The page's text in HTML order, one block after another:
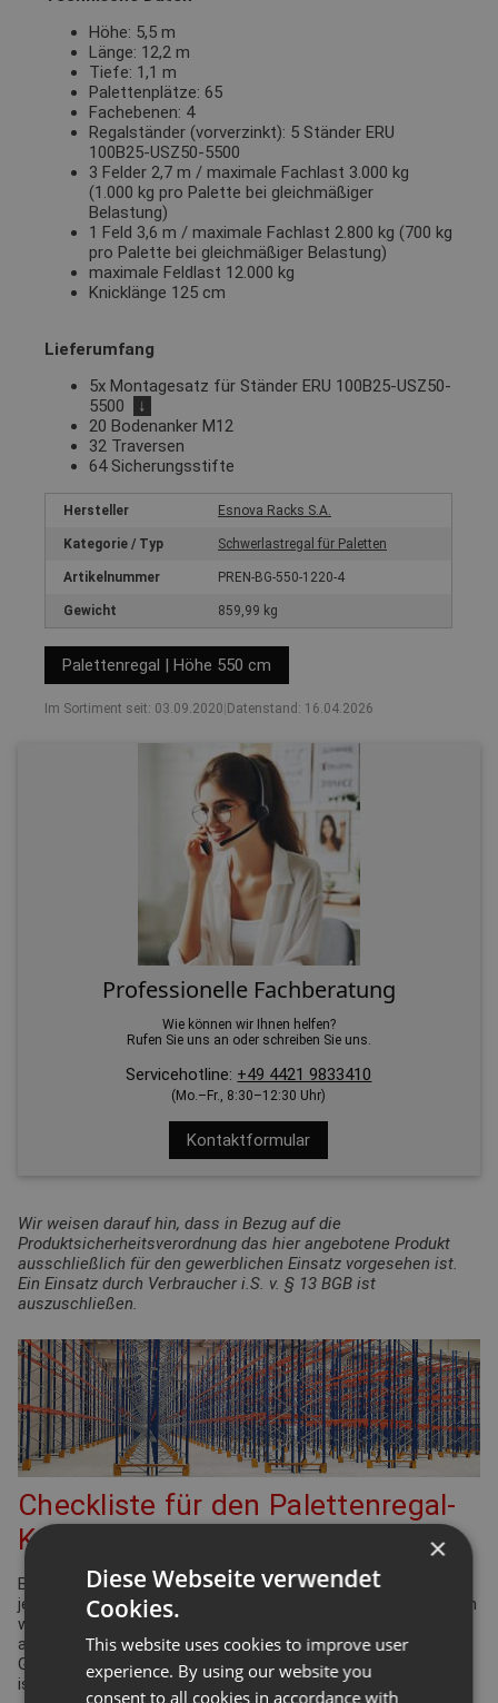
Höhe: 5,5 m
Länge: 12,2 m
Tiefe: 1,1 m
Palettenplätze: 65
Fachebenen: 4
Regalständer (vorverzinkt): 5 Ständer ERU
100B25-USZ50-5500
3 Felder 2,7 m / maximale Fachlast 3.000 kg
(1.000 kg pro Palette bei gleichmäßiger
Belastung)
1 Feld 3,6 m / maximale Fachlast 2.800 kg (700 kg
pro Palette bei gleichmäßiger Belastung)
maximale Feldlast 12.000 kg
Knicklänge 125 cm
Lieferumfang
5x Montagesatz für Ständer ERU 100B25-USZ50-
5500
↓
20 Bodenanker M12
32 Traversen
64 Sicherungsstifte
Hersteller Esnova Racks S.A.
Kategorie / Typ Schwerlastregal für Paletten
Artikelnummer PREN-BG-550-1220-4
Gewicht 859,99 kg
Palettenregal | Höhe 550 cm
Im Sortiment seit: 03.09.2020 Datenstand: 16.04.2026
Professionelle Fachberatung
Wie können wir Ihnen helfen?
Rufen Sie uns an oder schreiben Sie uns.
Servicehotline: +49 4421 9833410
(Mo.–Fr., 8:30–12:30 Uhr)
Kontaktformular
Wir weisen darauf hin, dass in Bezug auf die
Produktsicherheitsverordnung das hier angebotene Produkt
ausschließlich für den gewerblichen Einsatz vorgesehen ist.
Ein Einsatz durch Verbraucher i.S. v. § 13 BGB ist
auszuschließen.
Checkliste für den Palettenregal-
Konfigurator
Bei der Planung Ihrer Regalanlage für Palettenregale gibt es
jede Menge Punkte zu überprüfen und einzuhalten. Viele davon
werden durch die Arbeitsstättenverordnung geregelt. Aber
auch Ergonomie und Effizienz spielen eine bedeutende Rolle.
Gleiches gilt für die Funktionsdefinition des Lagers: Wie hoch
ist der Warenumschlag? Wie groß ist die Produktvielfalt?
×
Diese Webseite verwendet
Cookies.
This website uses cookies to improve user
experience. By using our website you
consent to all cookies in accordance with